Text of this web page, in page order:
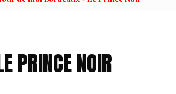
PRINCE NOIR